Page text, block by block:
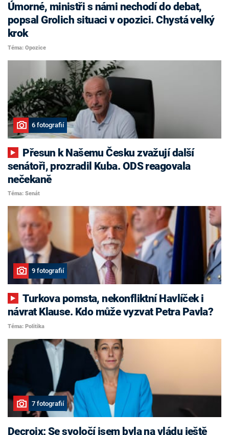
Úmorné, ministři s námi nechodí do debat,
popsal Grolich situaci v opozici. Chystá velký
krok
Téma: Opozice
6 fotografií
senátoři, prozradil Kuba. ODS reagovala
nečekaně
Téma: Senát
9 fotografií
Turkova pomsta, nekonfliktní Havlíček i
návrat Klause. Kdo může vyzvat Petra Pavla?
Téma: Politika
7 fotografií
Decroix: Se svoločí jsem byla na vládu ještě